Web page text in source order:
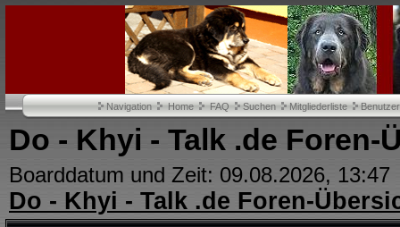
Navigation Home FAQ Suchen Mitgliederliste
Do - Khyi - Talk .de Foren-
Boarddatum und Zeit: 09.08.2026, 13:47
Do - Khyi - Talk .de Foren-